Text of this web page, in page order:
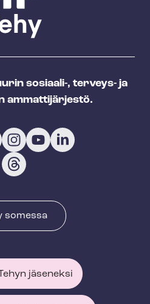
sosiaali-, terveys- ja
ammattijärjestö.
somessa
jäseneksi